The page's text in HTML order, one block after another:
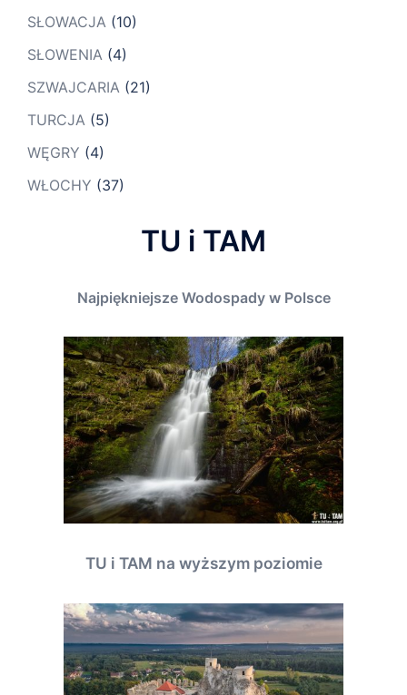
SŁOWACJA (10)
SŁOWENIA (4)
SZWAJCARIA (21)
TURCJA (5)
WĘGRY (4)
WŁOCHY (37)
TU i TAM
Najpiękniejsze Wodospady w Polsce
TU i TAM na wyższym poziomie